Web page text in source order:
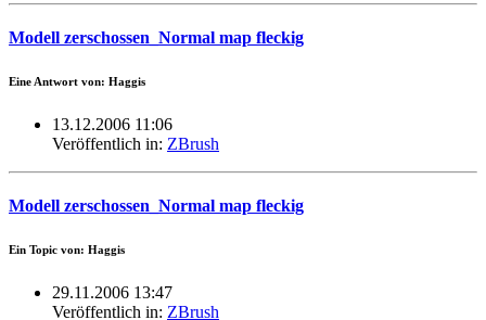
Modell zerschossen_Normal map fleckig
Eine Antwort von: Haggis
13.12.2006 11:06
Veröffentlich in: ZBrush
Modell zerschossen_Normal map fleckig
Ein Topic von: Haggis
29.11.2006 13:47
Veröffentlich in: ZBrush